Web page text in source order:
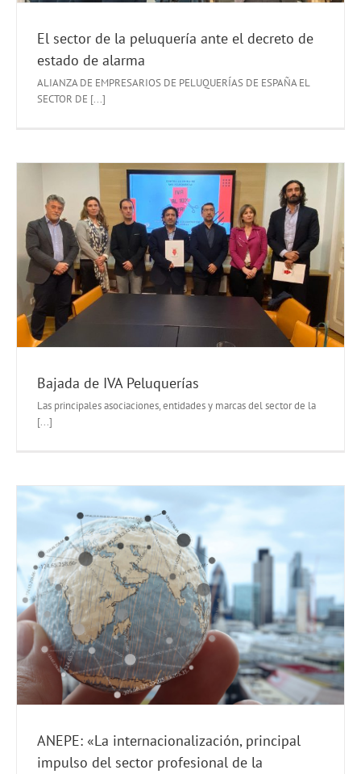
El sector de la peluquería ante el decreto de
estado de alarma
ALIANZA DE EMPRESARIOS DE PELUQUERÍAS DE ESPAÑA EL
SECTOR DE [...]
Bajada de IVA Peluquerías
Las principales asociaciones, entidades y marcas del sector de la
[...]
ANEPE: «La internacionalización, principal
impulso del sector profesional de la